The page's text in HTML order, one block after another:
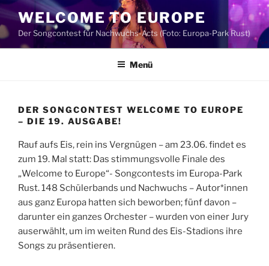
Zum
Inhalt
springen
WELCOME TO EUROPE
Der Songcontest für Nachwuchs-Acts (Foto: Europa-Park Rust)
Menü
DER SONGCONTEST WELCOME TO EUROPE
– DIE 19. AUSGABE!
Rauf aufs Eis, rein ins Vergnügen – am 23.06. findet es
zum 19. Mal statt: Das stimmungsvolle Finale des
„Welcome to Europe“- Songcontests im Europa-Park
Rust. 148 Schülerbands und Nachwuchs – Autor*innen
aus ganz Europa hatten sich beworben; fünf davon –
darunter ein ganzes Orchester – wurden von einer Jury
auserwählt, um im weiten Rund des Eis-Stadions ihre
Songs zu präsentieren.